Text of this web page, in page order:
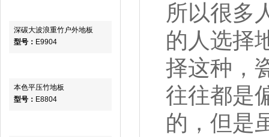
深碳大波浪重竹户外地板
型号： E9904
本色平压竹地板
型号： E8804
所以很多
的人选择
择这种，
往往都是
的，但是